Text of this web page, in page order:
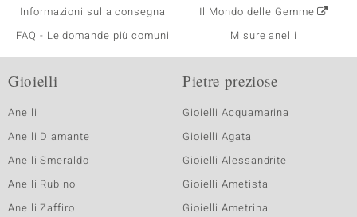
Informazioni sulla consegna
FAQ - Le domande più comuni
Il Mondo delle Gemme
Misure anelli
Gioielli
Anelli
Anelli Diamante
Anelli Smeraldo
Anelli Rubino
Anelli Zaffiro
Pietre preziose
Gioielli Acquamarina
Gioielli Agata
Gioielli Alessandrite
Gioielli Ametista
Gioielli Ametrina